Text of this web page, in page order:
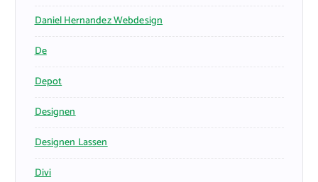
Daniel Hernandez Webdesign
De
Depot
Designen
Designen Lassen
Divi